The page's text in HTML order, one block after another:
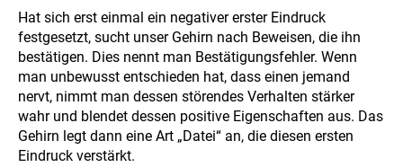
Hat sich erst einmal ein negativer erster Eindruck
festgesetzt, sucht unser Gehirn nach Beweisen, die ihn
bestätigen. Dies nennt man Bestätigungsfehler. Wenn
man unbewusst entschieden hat, dass einen jemand
nervt, nimmt man dessen störendes Verhalten stärker
wahr und blendet dessen positive Eigenschaften aus. Das
Gehirn legt dann eine Art „Datei“ an, die diesen ersten
Eindruck verstärkt.